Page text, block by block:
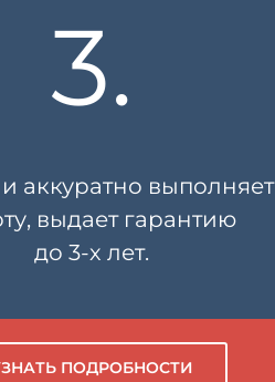
3.
аккуратно выполняет
выдает гарантию
до 3-х лет.
ПОДРОБНОСТИ